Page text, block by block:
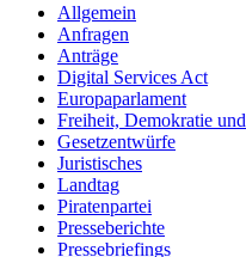
Allgemein
Anfragen
Anträge
Digital Services Act
Europaparlament
Freiheit, Demokratie
Gesetzentwürfe
Juristisches
Landtag
Piratenpartei
Presseberichte
Pressebriefings